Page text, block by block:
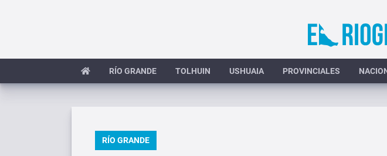
RÍO GRANDE TOLHUIN USHUAIA PROVINCIALES
PUBLICADO
RÍO GRANDE